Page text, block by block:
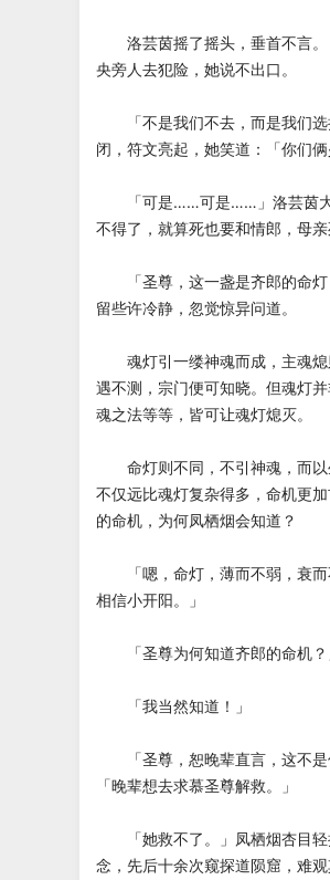
洛芸茵摇了摇头，垂首不言。
央旁人去犯险，她说不出口。
「不是我们不去，而是我们选
闭，符文亮起，她笑道：「你们
「可是……可是……」洛芸茵大
不得了，就算死也要和情郎，母亲
「圣尊，这一盏是齐郎的命灯
留些许冷静，忽觉惊异问道。
魂灯引一缕神魂而成，主魂熄
遇不测，宗门便可知晓。但魂灯
魂之法等等，皆可让魂灯熄灭。
命灯则不同，不引神魂，而以
不仅远比魂灯复杂得多，命机更
的命机，为何凤栖烟会知道？
「嗯，命灯，薄而不弱，衰而
相信小开阳。」
「圣尊为何知道齐郎的命机？
「我当然知道！」
「圣尊，恕晚辈直言，这不是
「晚辈想去求慕圣尊解救。」
「她救不了。」凤栖烟杏目轻
念，先后十余次窥探道陨窟，难